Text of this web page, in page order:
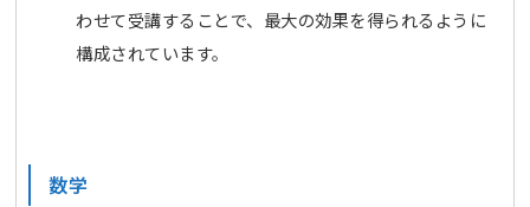
わせて受講することで、最大の効果を得られるように
構成されています。
数学